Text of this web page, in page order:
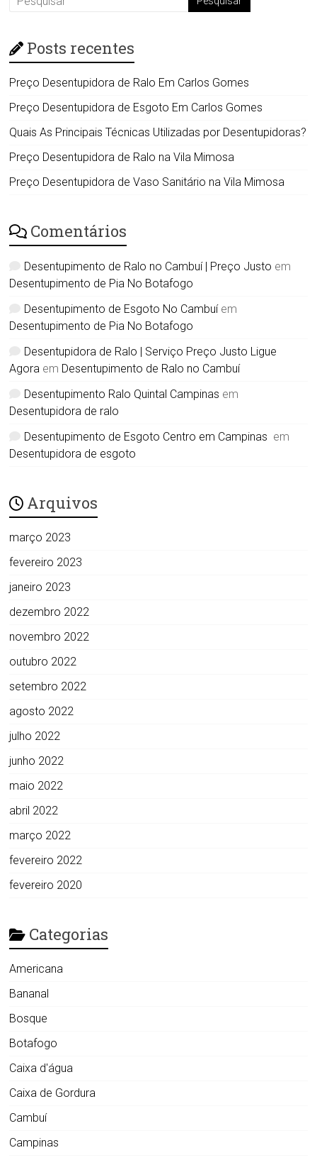
Posts recentes
Preço Desentupidora de Ralo Em Carlos Gomes
Preço Desentupidora de Esgoto Em Carlos Gomes
Quais As Principais Técnicas Utilizadas por Desentupidoras?
Preço Desentupidora de Ralo na Vila Mimosa
Preço Desentupidora de Vaso Sanitário na Vila Mimosa
Comentários
Desentupimento de Ralo no Cambuí | Preço Justo em
Desentupimento de Pia No Botafogo
Desentupimento de Esgoto No Cambuíem
Desentupimento de Pia No Botafogo
Desentupidora de Ralo | Serviço Preço Justo Ligue
Agora em Desentupimento de Ralo no Cambuí
Desentupimento Ralo Quintal Campinas em
Desentupidora de ralo
Desentupimento de Esgoto Centro em Campinas em
Desentupidora de esgoto
Arquivos
março 2023
fevereiro 2023
janeiro 2023
dezembro 2022
novembro 2022
outubro 2022
setembro 2022
agosto 2022
julho 2022
junho 2022
maio 2022
abril 2022
março 2022
fevereiro 2022
fevereiro 2020
Categorias
Americana
Bananal
Bosque
Botafogo
Caixa d'água
Caixa de Gordura
Cambuí
Campinas